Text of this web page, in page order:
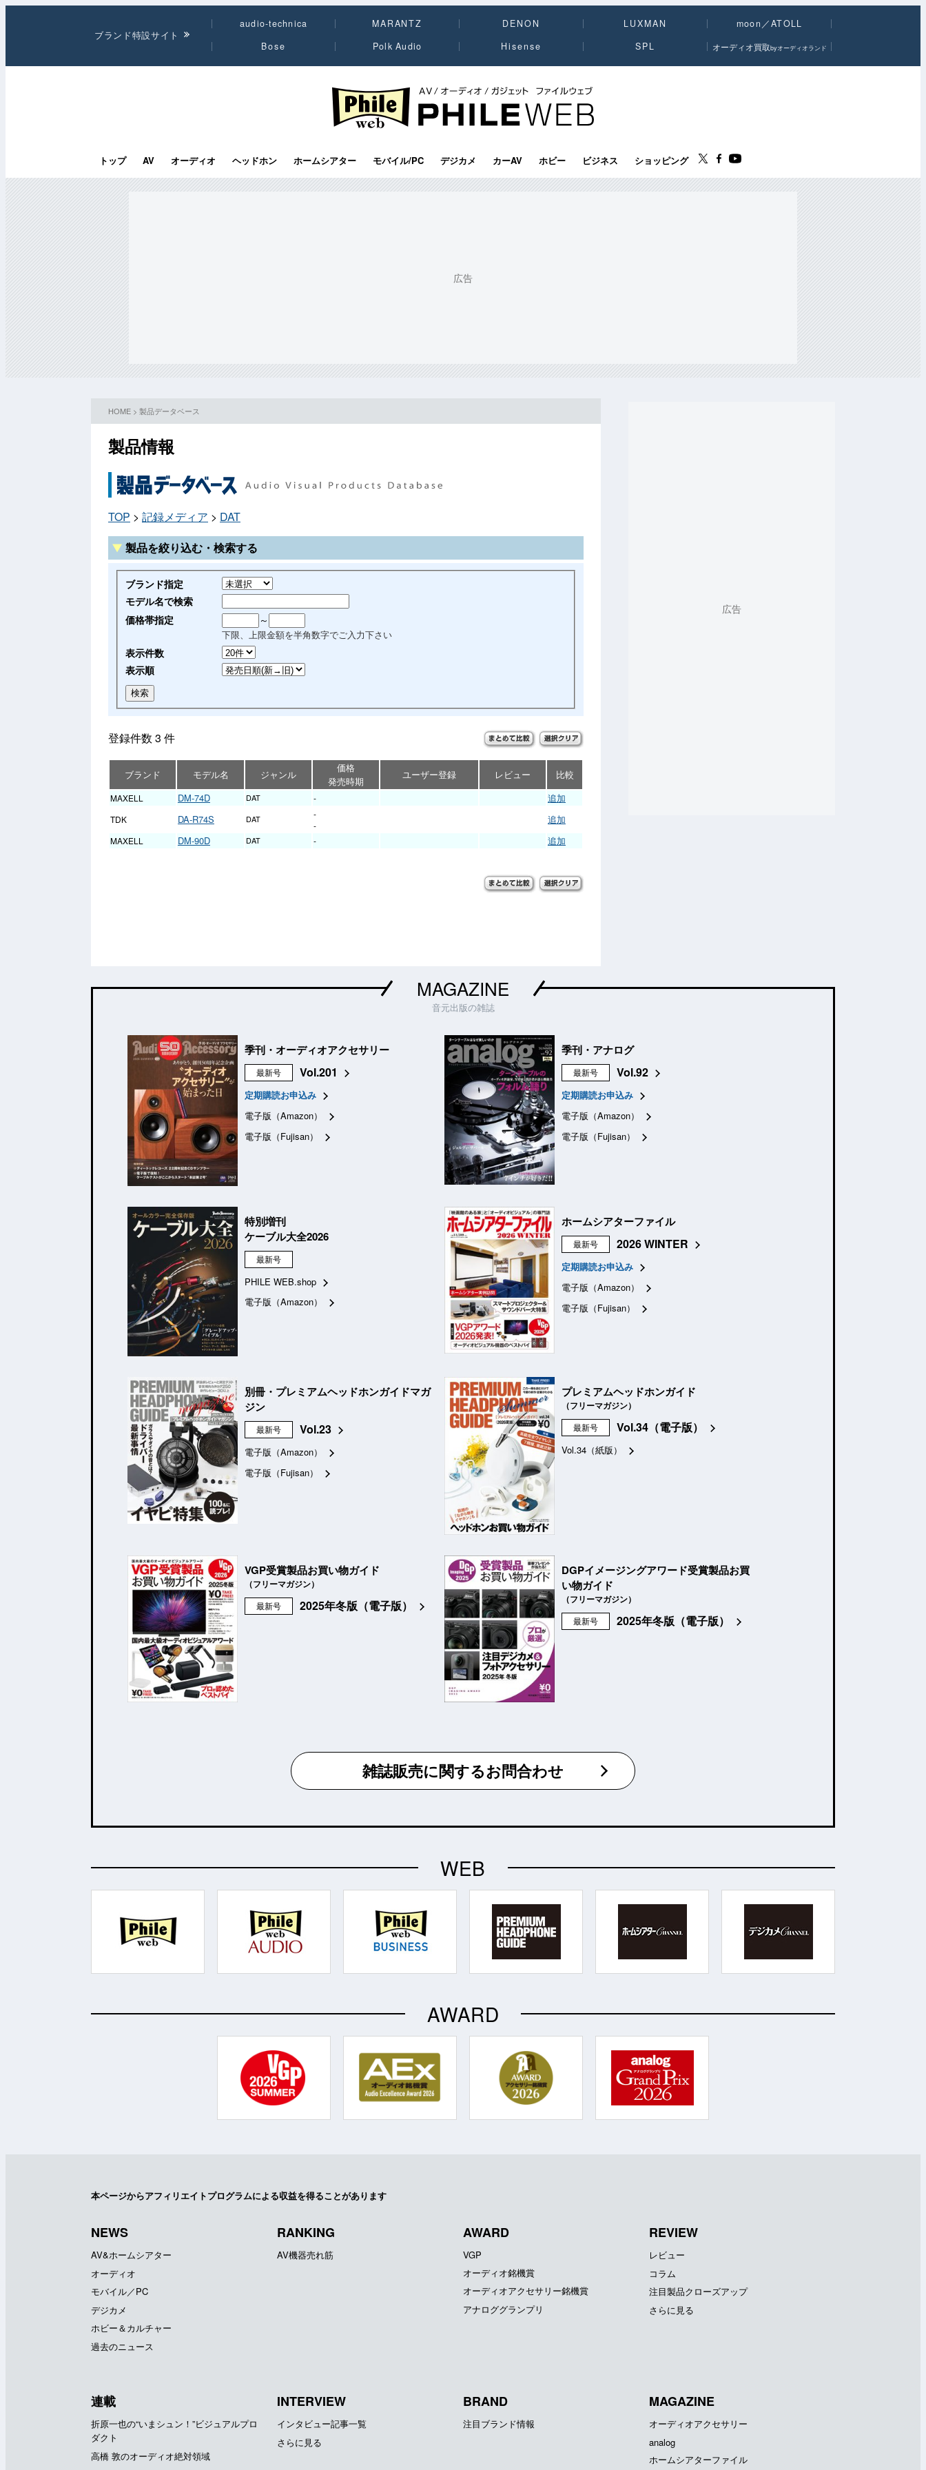
ブランド特設サイト
audio-technica MARANTZ DENON LUXMAN
moon／ATOLL
Bose
Polk Audio Hisense SPL オーディオ買取byオーディオランド
PHILE WEB｜AV/オーディオ/ガジェット
トップ AV オーディオ ヘッドホン ホームシアター モバイル/PC デジカメ カーAV ホビー ビジネス ショッピング
HOME > 製品データベース
製品情報
TOP > 記録メディア > DAT
製品を絞り込む・検索する
ブランド指定
モデル名で検索
価格帯指定
～
下限、上限金額を半角数字でご入力下さい
表示件数
表示順
登録件数 3 件
ブランド モデル名 ジャンル
価格
発売時期
ユーザー登録 レビュー 比較
MAXELL DM-74D DAT - 追加
TDK DA-R74S DAT
-
-
追加
MAXELL DM-90D DAT - 追加
MAGAZINE
音元出版の雑誌
季刊・オーディオアクセサリー
最新号 Vol.201
定期購読お申込み
電子版（Amazon）
電子版（Fujisan）
季刊・アナログ
最新号 Vol.92
定期購読お申込み
電子版（Amazon）
電子版（Fujisan）
特別増刊
ケーブル大全2026
最新号
PHILE WEB.shop
電子版（Amazon）
ホームシアターファイル
最新号 2026 WINTER
定期購読お申込み
電子版（Amazon）
電子版（Fujisan）
別冊・プレミアムヘッドホンガイドマガ
ジン
最新号 Vol.23
電子版（Amazon）
電子版（Fujisan）
プレミアムヘッドホンガイド
（フリーマガジン）
最新号 Vol.34（電子版）
Vol.34（紙版）
VGP受賞製品お買い物ガイド
（フリーマガジン）
最新号 2025年冬版（電子版）
DGPイメージングアワード受賞製品お買
い物ガイド
（フリーマガジン）
最新号 2025年冬版（電子版）
雑誌販売に関するお問合わせ
WEB
AWARD
本ページからアフィリエイトプログラムによる収益を得ることがあります
NEWS
AV&ホームシアター
オーディオ
モバイル／PC
デジカメ
ホビー＆カルチャー
過去のニュース
RANKING
AV機器売れ筋
AWARD
VGP
オーディオ銘機賞
オーディオアクセサリー銘機賞
アナロググランプリ
REVIEW
レビュー
コラム
注目製品クローズアップ
さらに見る
連載
折原一也の“いまシュン！”ビジュアルプロ
ダクト
高橋 敦のオーディオ絶対領域
INTERVIEW
インタビュー記事一覧
さらに見る
BRAND
注目ブランド情報
MAGAZINE
オーディオアクセサリー
analog
ホームシアターファイル